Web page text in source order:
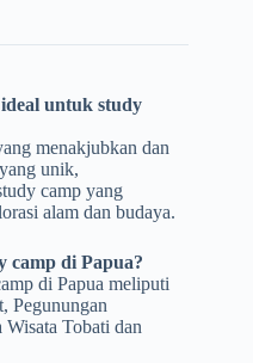
untuk study
menakjubkan dan
unik,
camp yang
alam dan budaya.
camp di Papua?
di Papua meliputi
Pegunungan
Tobati dan